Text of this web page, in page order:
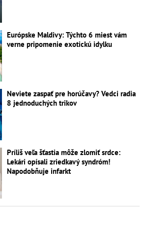
Európske Maldivy: Týchto 6 miest vám
verne pripomenie exotickú idylku
Neviete zaspať pre horúčavy? Vedci radia
8 jednoduchých trikov
Príliš veľa šťastia môže zlomiť srdce:
Lekári opísali zriedkavý syndróm!
Napodobňuje infarkt